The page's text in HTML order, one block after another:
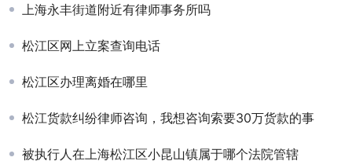
上海永丰街道附近有律师事务所吗
松江区网上立案查询电话
松江区办理离婚在哪里
松江货款纠纷律师咨询，我想咨询索要30万货款的事
被执行人在上海松江区小昆山镇属于哪个法院管辖